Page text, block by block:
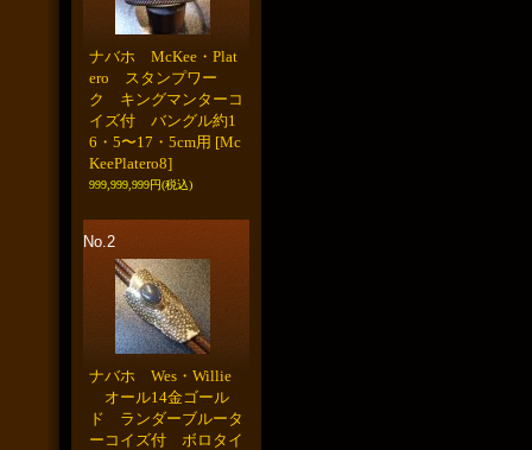
ナバホ McKee・Plat
ero スタンプワー
ク キングマンターコ
イズ付 バングル約1
6・5〜17・5cm用 [Mc
KeePlatero8]
999,999,999円(税込)
No.2
ナバホ Wes・Willie
オール14金ゴール
ド ランダーブルータ
ーコイズ付 ボロタイ